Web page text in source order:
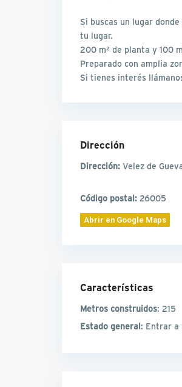
Si buscas un lugar
tu lugar.
200 m² de planta y 100
Preparado con amplia
Si tienes interés
Dirección
Dirección: Velez de
Código postal: 26005
Abrir en Google Maps
Características
Metros construidos: 215
Estado general: Entrar